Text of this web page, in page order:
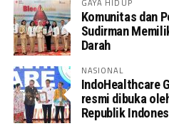
GAYA HIDUP
Komunitas dan
Sudirman
Darah
NASIONAL
IndoHealthcare
resmi dibuka
Republik